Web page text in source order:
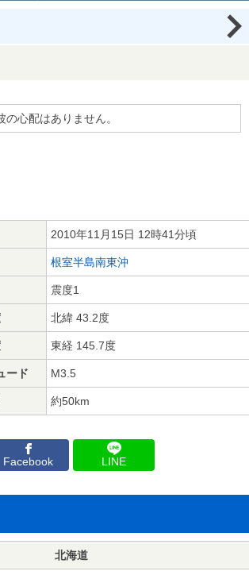
の心配はありません。
2010年11月15日 12時41分頃
根室半島南東沖
震度1
北緯 43.2度
東経 145.7度
ード M3.5
約50km
Facebook LINE
北海道